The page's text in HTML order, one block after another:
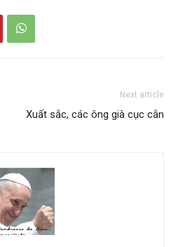
Next article
Xuất sắc, các ông già cục cằn